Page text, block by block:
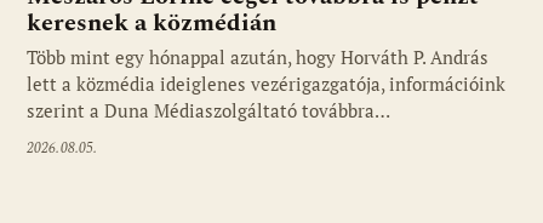
Fotó: media1.hu
keresnek a közmédián
Több mint egy hónappal azután, hogy Horváth P. András
lett a közmédia ideiglenes vezérigazgatója, információink
szerint a Duna Médiaszolgáltató továbbra…
2026.08.05.